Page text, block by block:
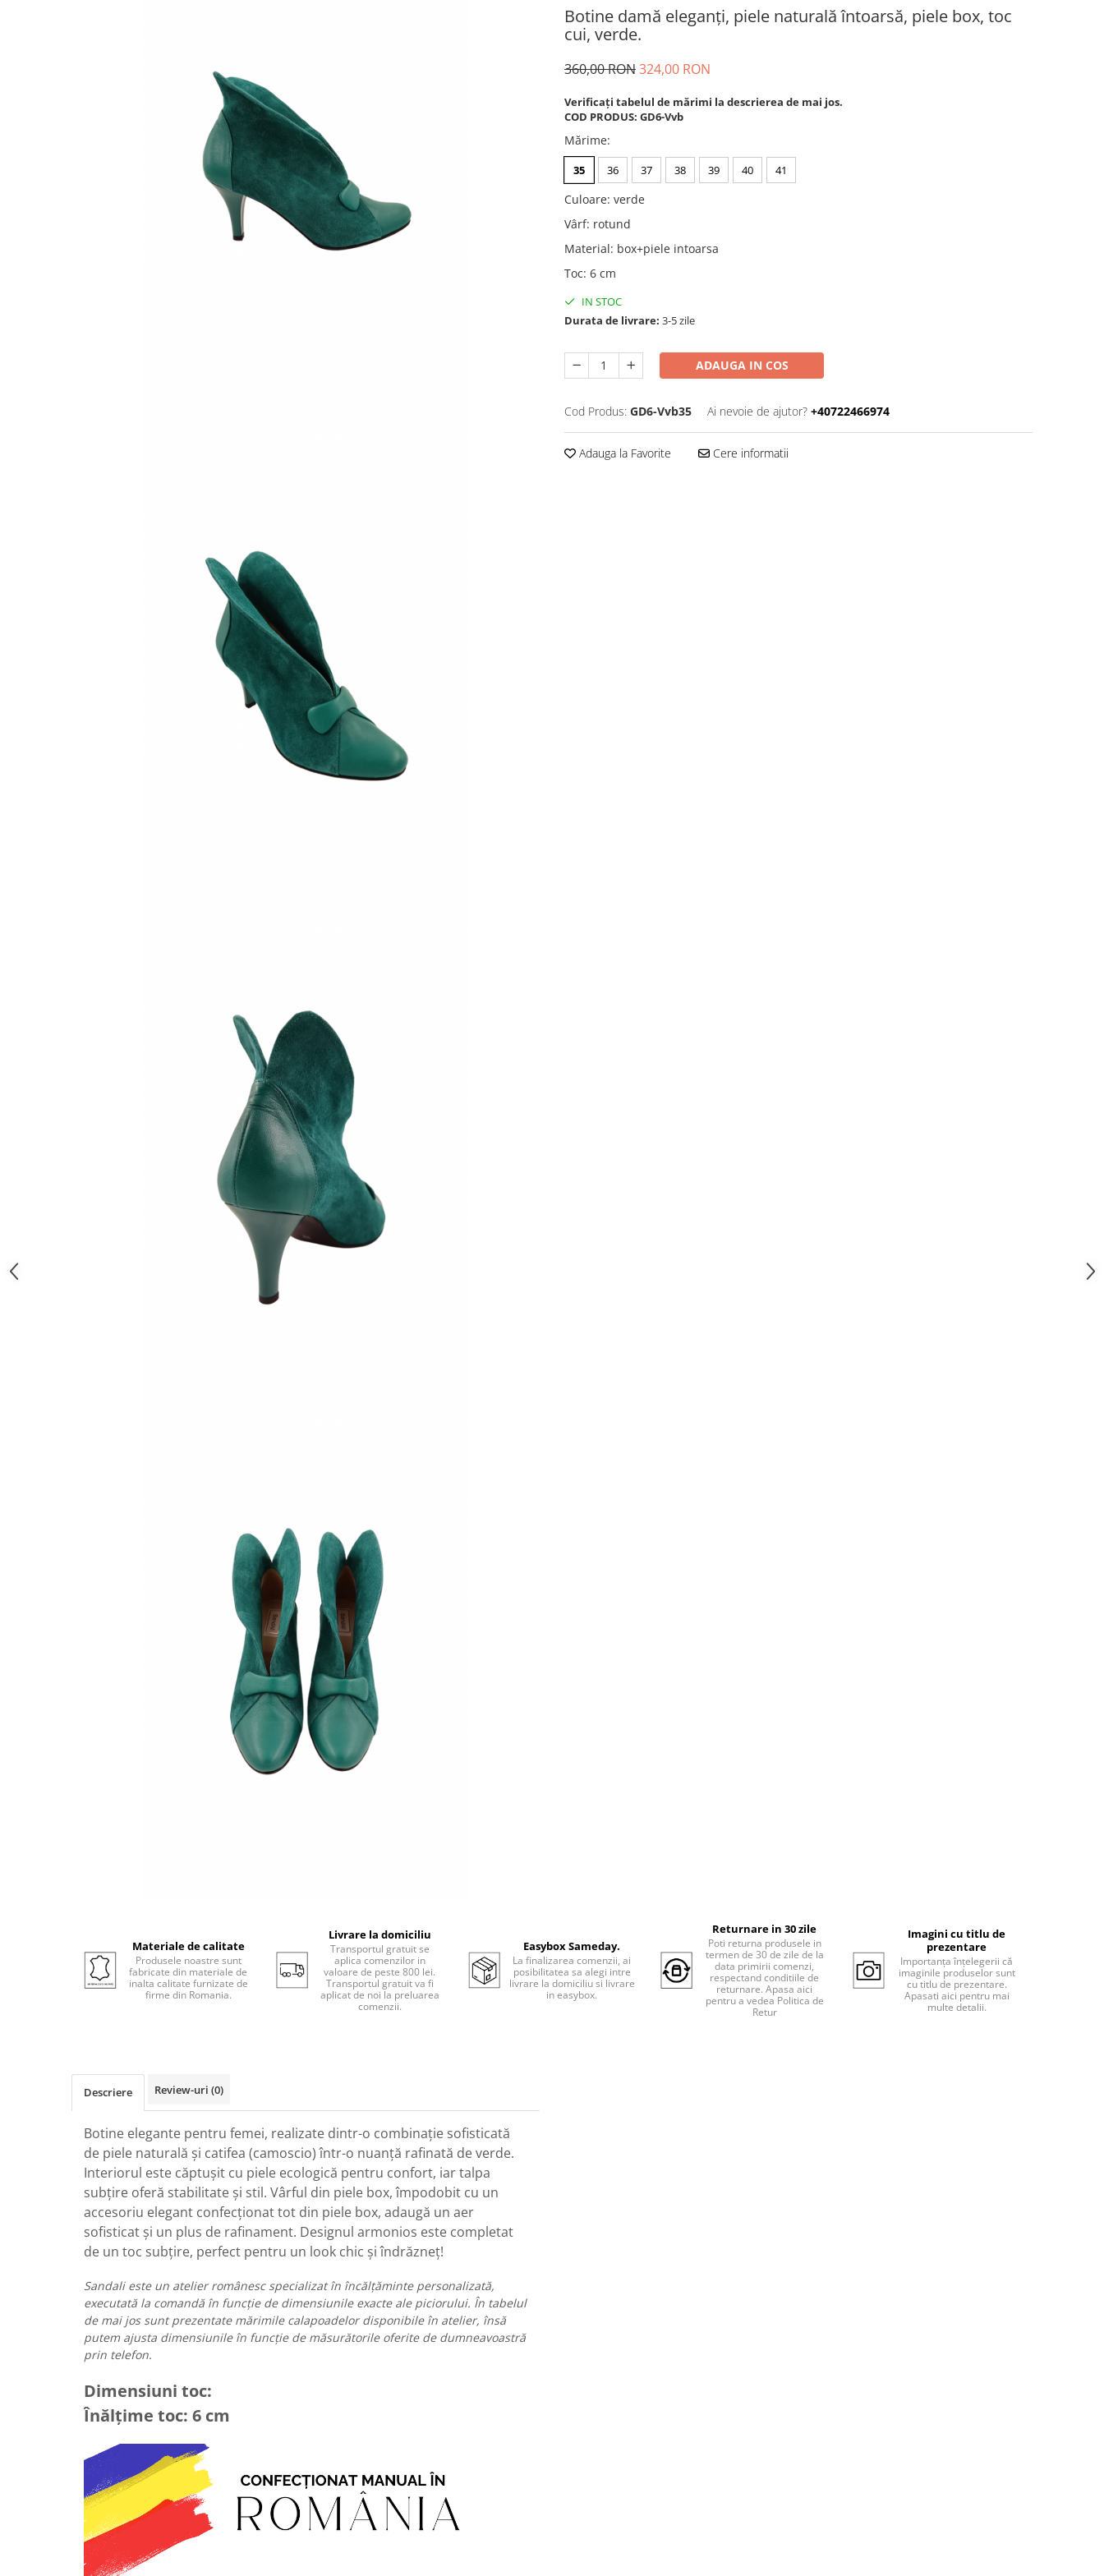
Botine damă eleganți, piele naturală întoarsă, piele box, toc
cui, verde.
360,00 RON324,00 RON
Verificați tabelul de mărimi la descrierea de mai jos.
COD PRODUS: GD6-Vvb
Mărime:
35 36 37 38 39 40 41
Culoare: verde
Vârf: rotund
Material: box+piele intoarsa
Toc: 6 cm
IN STOC
Durata de livrare: 3-5 zile
ADAUGA IN COS
Cod Produs: GD6-Vvb35 Ai nevoie de ajutor? +40722466974
Adauga la Favorite Cere informatii
Materiale de calitate
Produsele noastre sunt
fabricate din materiale de
inalta calitate furnizate de
firme din Romania.
Livrare la domiciliu
Transportul gratuit se
aplica comenzilor in
valoare de peste 800 lei.
Transportul gratuit va fi
aplicat de noi la preluarea
comenzii.
Easybox Sameday.
La finalizarea comenzii, ai
posibilitatea sa alegi intre
livrare la domiciliu si livrare
in easybox.
Returnare in 30 zile
Poti returna produsele in
termen de 30 de zile de la
data primirii comenzi,
respectand conditiile de
returnare. Apasa aici
pentru a vedea Politica de
Retur
Imagini cu titlu de
prezentare
Importanța înțelegerii că
imaginile produselor sunt
cu titlu de prezentare.
Apasati aici pentru mai
multe detalii.
Descriere Review-uri (0)
Botine elegante pentru femei, realizate dintr-o combinație sofisticată
de piele naturală și catifea (camoscio) într-o nuanță rafinată de verde.
Interiorul este căptușit cu piele ecologică pentru confort, iar talpa
subțire oferă stabilitate și stil. Vârful din piele box, împodobit cu un
accesoriu elegant confecționat tot din piele box, adaugă un aer
sofisticat și un plus de rafinament. Designul armonios este completat
de un toc subțire, perfect pentru un look chic și îndrăzneț!
Sandali este un atelier românesc specializat în încălțăminte personalizată,
executată la comandă în funcție de dimensiunile exacte ale piciorului. În tabelul
de mai jos sunt prezentate mărimile calapoadelor disponibile în atelier, însă
putem ajusta dimensiunile în funcție de măsurătorile oferite de dumneavoastră
prin telefon.
Dimensiuni toc:
Înălțime toc: 6 cm